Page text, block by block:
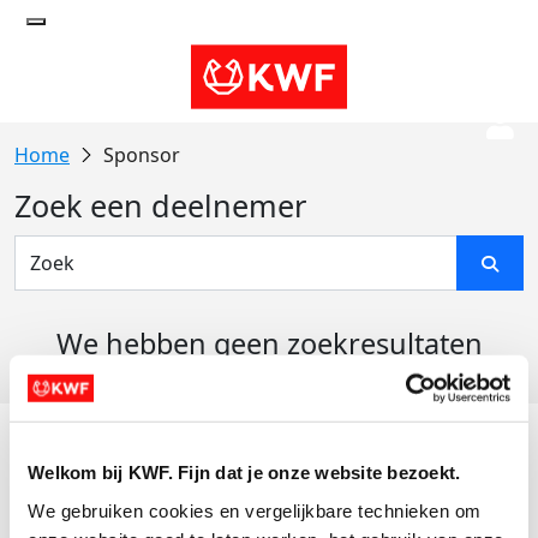
Welkom bij KWF. Fijn dat je onze website bezoekt.
We gebruiken cookies en vergelijkbare technieken om
Sponsor
Zoek een deelnemer
We hebben geen zoekresultaten
Actiematerialen
Evenementen